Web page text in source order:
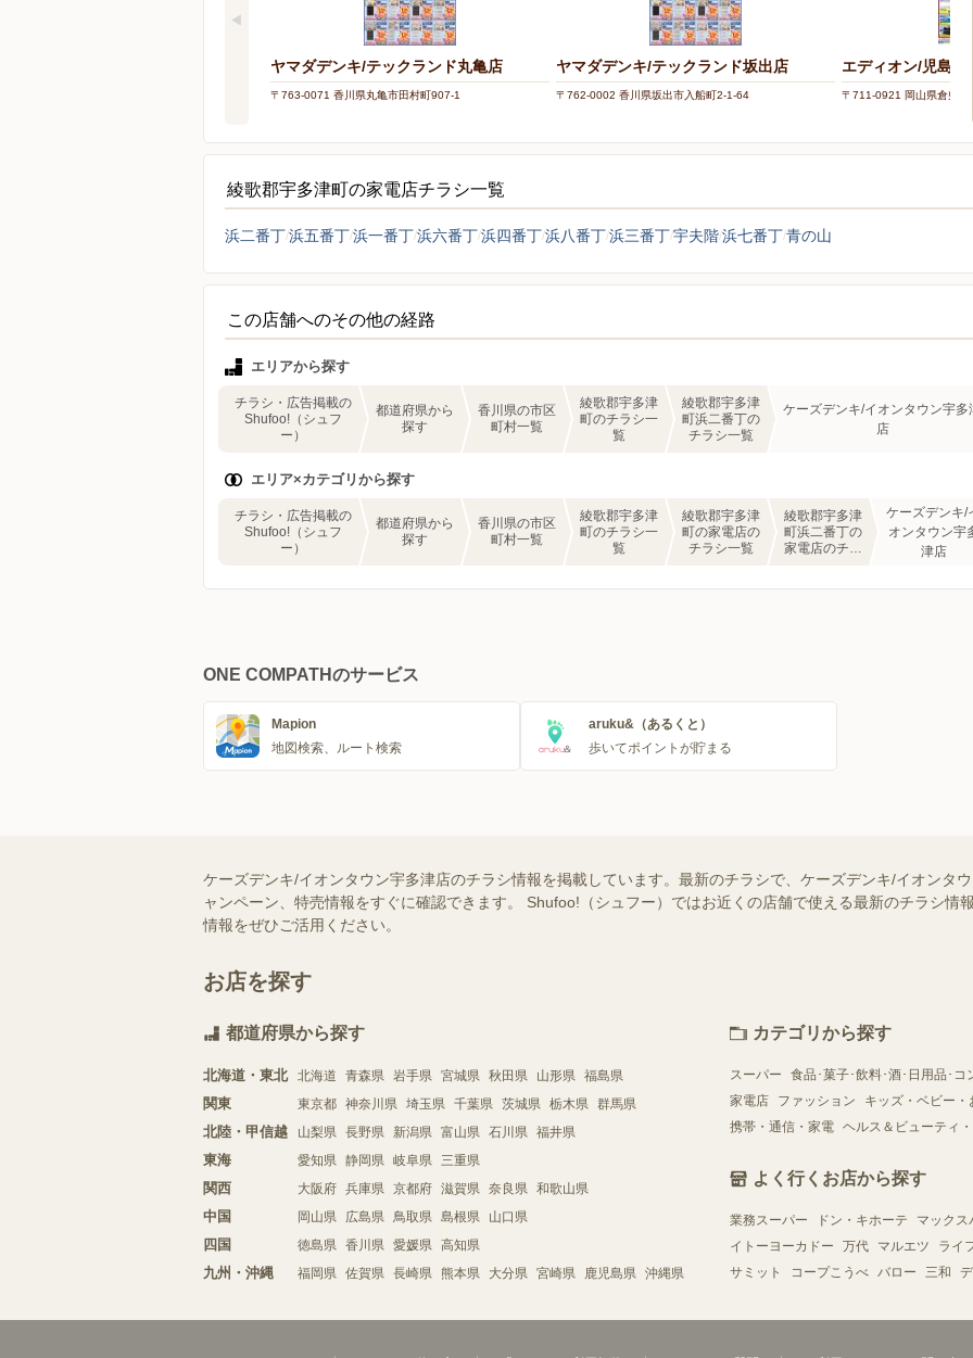
ヤマダデンキ/テックランド丸亀店
〒763-0071 香川県丸亀市田村町907-1
ヤマダデンキ/テックランド坂出店
〒762-0002 香川県坂出市入船町2-1-64
エディオン/児島店
〒711-0921 岡山県倉敷市
綾歌郡宇多津町の家電店チラシ一覧
浜二番丁浜五番丁浜一番丁浜六番丁浜四番丁浜八番丁浜三番丁宇夫階浜七番丁青の山
この店舗へのその他の経路
エリアから探す
チラシ・広告掲載の
Shufoo!（シュフ
ー）
都道府県から
探す
香川県の市区
町村一覧
綾歌郡宇多津
町のチラシ一
覧
綾歌郡宇多津
町浜二番丁の
チラシ一覧
ケーズデンキ/イオンタウン宇多
店
エリア×カテゴリから探す
チラシ・広告掲載の
Shufoo!（シュフ
ー）
都道府県から
探す
香川県の市区
町村一覧
綾歌郡宇多津
町のチラシ一
覧
綾歌郡宇多津
町の家電店の
チラシ一覧
綾歌郡宇多津
町浜二番丁の
家電店のチラ
ケーズデンキ/
オンタウン宇
津店
ONE COMPATHのサービス
Mapion
地図検索、ルート検索
aruku&（あるくと）
歩いてポイントが貯まる
ケーズデンキ/イオンタウン宇多津店のチラシ情報を掲載しています。最新のチラシで、ケーズデンキ/イオンタ
ャンペーン、特売情報をすぐに確認できます。 Shufoo!（シュフー）ではお近くの店舗で使える最新のチラシ情
情報をぜひご活用ください。
お店を探す
都道府県から探す
北海道・東北 北海道 青森県 岩手県 宮城県 秋田県 山形県 福島県
関東 東京都 神奈川県 埼玉県 千葉県 茨城県 栃木県 群馬県
北陸・甲信越 山梨県 長野県 新潟県 富山県 石川県 福井県
東海 愛知県 静岡県 岐阜県 三重県
関西 大阪府 兵庫県 京都府 滋賀県 奈良県 和歌山県
中国 岡山県 広島県 鳥取県 島根県 山口県
四国 徳島県 香川県 愛媛県 高知県
九州・沖縄 福岡県 佐賀県 長崎県 熊本県 大分県 宮崎県 鹿児島県 沖縄県
カテゴリから探す
スーパー 食品･菓子･飲料･酒･日用品･コ
家電店
ファッション キッズ・ベビー・
携帯・通信・家電 ヘルス＆ビューティ
よく行くお店から探す
業務スーパー ドン・キホーテ マックス
イトーヨーカドー
万代 マルエツ ライ
サミット
コープこうべ バロー 三和